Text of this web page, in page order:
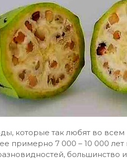
которые так любят во
примерно 7 000 – 10 000
большинство